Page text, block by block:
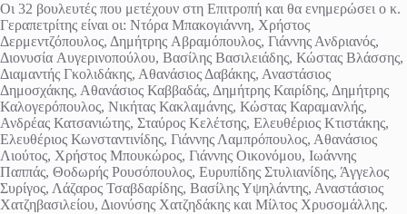
Οι 32 βουλευτές που μετέχουν στη Επιτροπή και θα ενημερώσει ο κ.
Γεραπετρίτης είναι οι: Ντόρα Μπακογιάννη, Χρήστος
Δερμεντζόπουλος, Δημήτρης Αβραμόπουλος, Γιάννης Ανδριανός,
Διονυσία Αυγερινοπούλου, Βασίλης Βασιλειάδης, Κώστας Βλάσσης,
Διαμαντής Γκολιδάκης, Αθανάσιος Δαβάκης, Αναστάσιος
Δημοσχάκης, Αθανάσιος Καββαδάς, Δημήτρης Καιρίδης, Δημήτρης
Καλογερόπουλος, Νικήτας Κακλαμάνης, Κώστας Καραμανλής,
Ανδρέας Κατσανιώτης, Σταύρος Κελέτσης, Ελευθέριος Κτιστάκης,
Ελευθέριος Κωνσταντινίδης, Γιάννης Λαμπρόπουλος, Αθανάσιος
Λιούτος, Χρήστος Μπουκώρος, Γιάννης Οικονόμου, Ιωάννης
Παππάς, Θοδωρής Ρουσόπουλος, Ευρυπίδης Στυλιανίδης, Άγγελος
Συρίγος, Λάζαρος Τσαβδαρίδης, Βασίλης Υψηλάντης, Αναστάσιος
Χατζηβασιλείου, Διονύσης Χατζηδάκης και Μίλτος Χρυσομάλλης.